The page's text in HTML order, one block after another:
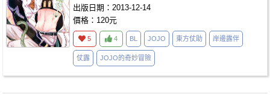
出版日期：2013-12-14
價格：120元
5 4 BL JOJO 東方仗助 岸邊露伴
仗露 JOJO的奇妙冒險